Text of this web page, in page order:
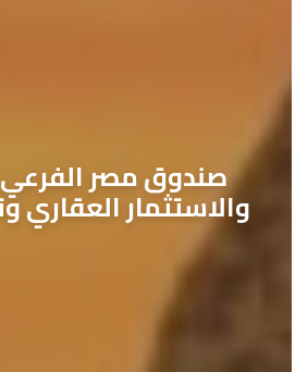
صندوق مصر
والاستثمار العقاري